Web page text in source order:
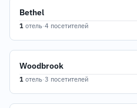
Bethel
1 отель·4 посетителей
Woodbrook
1 отель·3 посетителей